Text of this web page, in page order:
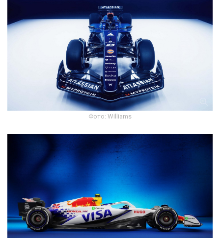
Фото: Williams